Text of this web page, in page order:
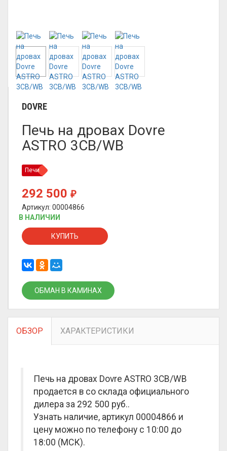
DOVRE
Печь на дровах Dovre
ASTRO 3CB/WB
Печи
292 500 ₽
Артикул: 00004866
В НАЛИЧИИ
КУПИТЬ
ОБМАН В КАМИНАХ
ОБЗОР ХАРАКТЕРИСТИКИ
Печь на дровах Dovre ASTRO 3CB/WB
продается в со склада официального
дилера за 292 500 руб..
Узнать наличие, артикул 00004866 и
цену можно по телефону с 10:00 до
18:00 (МСК).